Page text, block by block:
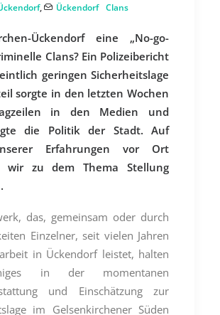
, Ückendorf Clans
Ückendorf eine „No-go-
Clans? Ein Polizeibericht
geringen Sicherheitslage
sorgte in den letzten Wochen
in den Medien und
die Politik der Stadt. Auf
Erfahrungen vor Ort
wir zu dem Thema Stellung
das, gemeinsam oder durch
Einzelner, seit vielen Jahren
in Ückendorf leistet, halten
in der momentanen
und Einschätzung zur
im Gelsenkirchener Süden